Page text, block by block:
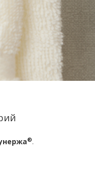
®.